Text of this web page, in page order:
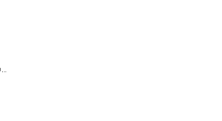
Bentley Speed Six 1929 24h Le Mans #1 (Spark)